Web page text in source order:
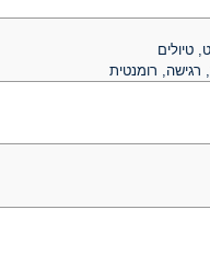
טיולים
רומנטית